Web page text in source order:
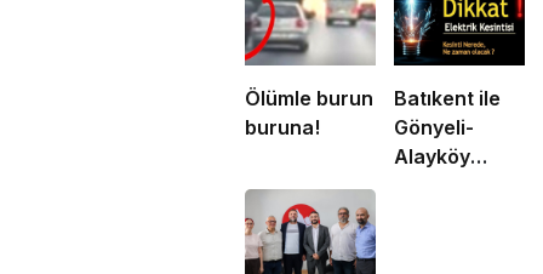
Ölümle burun
buruna!
Batıkent ile
Gönyeli-
Alayköy